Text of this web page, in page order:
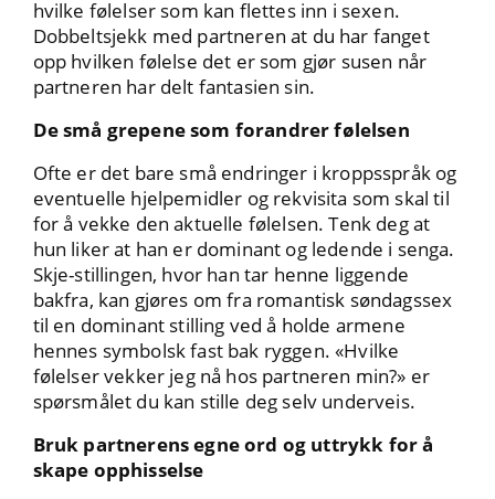
hvilke følelser som kan flettes inn i sexen.
Dobbeltsjekk med partneren at du har fanget
opp hvilken følelse det er som gjør susen når
partneren har delt fantasien sin.
De små grepene som forandrer følelsen
Ofte er det bare små endringer i kroppsspråk og
eventuelle hjelpemidler og rekvisita som skal til
for å vekke den aktuelle følelsen. Tenk deg at
hun liker at han er dominant og ledende i senga.
Skje-stillingen, hvor han tar henne liggende
bakfra, kan gjøres om fra romantisk søndagssex
til en dominant stilling ved å holde armene
hennes symbolsk fast bak ryggen. «Hvilke
følelser vekker jeg nå hos partneren min?» er
spørsmålet du kan stille deg selv underveis.
Bruk partnerens egne ord og uttrykk for å
skape opphisselse